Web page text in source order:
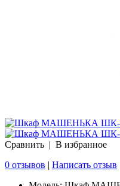
Сравнить | В избранное
0 отзывов | Написать отзыв